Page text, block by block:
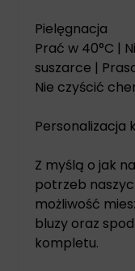
Pielęgnacja
Prać w 40°C |
suszarce |
Nie czyścić
Personalizacja
Z myślą o jak
potrzeb
możliwość
bluzy oraz
kompletu.